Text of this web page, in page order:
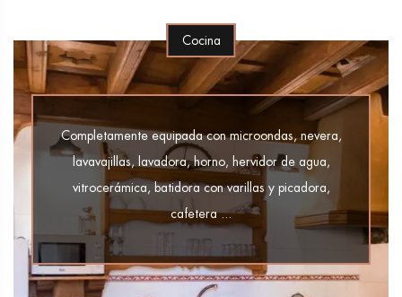
Cocina
Completamente equipada con microondas, nevera,
lavavajillas, lavadora, horno, hervidor de agua,
vitrocerámica, batidora con varillas y picadora,
cafetera ...